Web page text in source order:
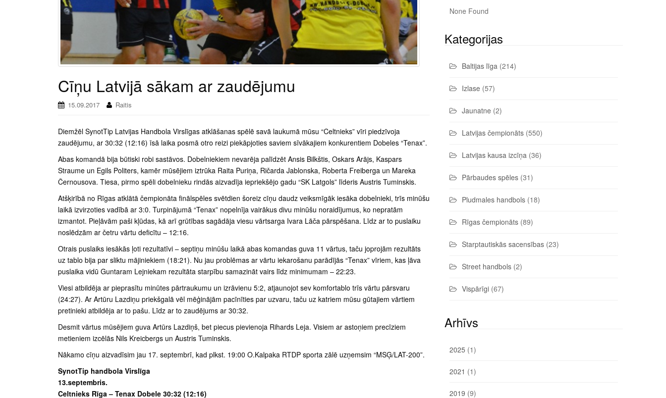
Cīņu Latvijā sākam ar zaudējumu
15.09.2017 Raitis
Diemžēl SynotTip Latvijas Handbola Virslīgas atklāšanas spēlē savā laukumā mūsu “Celtnieks” vīri piedzīvoja
zaudējumu, ar 30:32 (12:16) īsā laika posmā otro reizi piekāpjoties saviem sīvākajiem konkurentiem Dobeles “Tenax”.
Abas komandā bija būtiski robi sastāvos. Dobelniekiem nevarēja palīdzēt Ansis Bilkštis, Oskars Arājs, Kaspars
Straume un Egils Politers, kamēr mūsējiem iztrūka Raita Puriņa, Ričarda Jablonska, Roberta Freiberga un Mareka
Černousova. Tiesa, pirmo spēli dobelnieku rindās aizvadīja iepriekšējo gadu “SK Latgols” līderis Austris Tuminskis.
Atšķirībā no Rīgas atklātā čempionāta finālspēles svētdien šoreiz cīņu daudz veiksmīgāk iesāka dobelnieki, trīs minūšu
laikā izvirzoties vadībā ar 3:0. Turpinājumā “Tenax” nopelnīja vairākus divu minūšu noraidījumus, ko nepratām
izmantot. Pieļāvām paši kļūdas, kā arī grūtības sagādāja viesu vārtsarga Ivara Lāča pārspēšana. Līdz ar to puslaiku
noslēdzām ar četru vārtu deficītu – 12:16.
Otrais puslaiks iesākās ļoti rezultatīvi – septiņu minūšu laikā abas komandas guva 11 vārtus, taču joprojām rezultāts
uz tablo bija par sliktu mājiniekiem (18:21). Nu jau problēmas ar vārtu iekarošanu parādījās “Tenax” vīriem, kas ļāva
puslaika vidū Guntaram Lejniekam rezultāta starpību samazināt vairs līdz minimumam – 22:23.
Viesi atbildēja ar pieprasītu minūtes pārtraukumu un izrāvienu 5:2, atjaunojot sev komfortablo trīs vārtu pārsvaru
(24:27). Ar Artūru Lazdiņu priekšgalā vēl mēģinājām pacīnīties par uzvaru, taču uz katriem mūsu gūtajiem vārtiem
pretinieki atbildēja ar to pašu. Līdz ar to zaudējums ar 30:32.
Desmit vārtus mūsējiem guva Artūrs Lazdiņš, bet piecus pievienoja Rihards Leja. Visiem ar astoņiem precīziem
metieniem izcēlās Nils Kreicbergs un Austris Tuminskis.
Nākamo cīņu aizvadīsim jau 17. septembrī, kad plkst. 19:00 O.Kalpaka RTDP sporta zālē uzņemsim “MSĢ/LAT-200”.
SynotTip handbola Virslīga
13.septembris.
Celtnieks Rīga – Tenax Dobele 30:32 (12:16)
None Found
Kategorijas
Baltijas līga (214)
Izlase (57)
Jaunatne (2)
Latvijas čempionāts (550)
Latvijas kausa izcīņa (36)
Pārbaudes spēles (31)
Pludmales handbols (18)
Rīgas čempionāts (89)
Starptautiskās sacensības (23)
Street handbols (2)
Vispārīgi (67)
Arhīvs
2025 (1)
2021 (1)
2019 (9)